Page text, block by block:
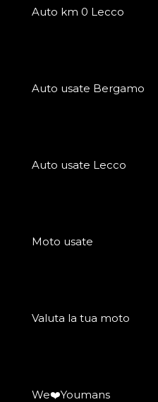
Auto km 0 Lecco
Auto usate Bergamo
Auto usate Lecco
Moto usate
Valuta la tua moto
We❤️Youmans